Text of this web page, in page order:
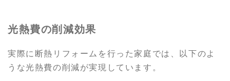
光熱費の削減効果
実際に断熱リフォームを行った家庭では、以下のよ
うな光熱費の削減が実現しています。